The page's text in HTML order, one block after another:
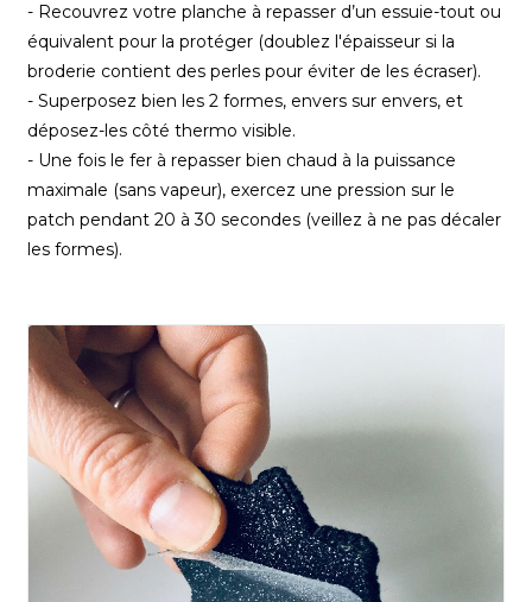
- Recouvrez votre planche à repasser d’un essuie-tout ou
équivalent pour la protéger (doublez l'épaisseur si la
broderie contient des perles pour éviter de les écraser).
- Superposez bien les 2 formes, envers sur envers, et
déposez-les côté thermo visible.
- Une fois le fer à repasser bien chaud à la puissance
maximale (sans vapeur), exercez une pression sur le
patch pendant 20 à 30 secondes (veillez à ne pas décaler
les formes).